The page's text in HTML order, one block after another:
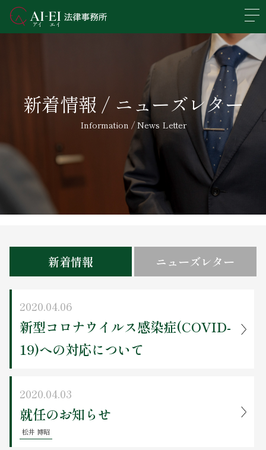
新着情報 / ニューズレター
Information / News Letter
新着情報 ニューズレター
2020.04.06
新型コロナウイルス感染症(COVID-
19)への対応について
2020.04.03
就任のお知らせ
松井 博昭
事務所概要
業務分野
所属弁護士紹介
アクセス
新着情報
お問い合わせ